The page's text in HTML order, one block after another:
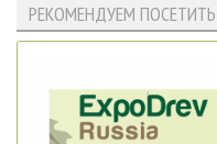
РЕКОМЕНДУЕМ ПОСЕТИТЬ